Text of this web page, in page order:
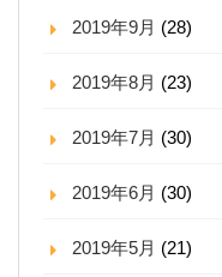
2019年9月 (28)
2019年8月 (23)
2019年7月 (30)
2019年6月 (30)
2019年5月 (21)